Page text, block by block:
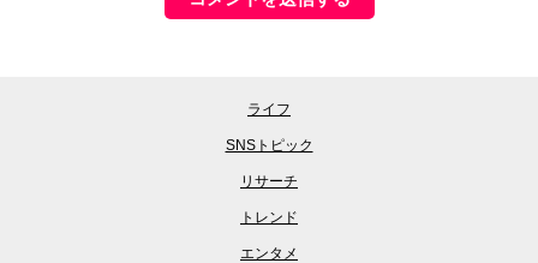
ライフ
SNSトピック
リサーチ
トレンド
エンタメ